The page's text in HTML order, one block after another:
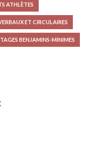
ATHLÈTES
ET CIRCULAIRES
BENJAMINS-MINIMES